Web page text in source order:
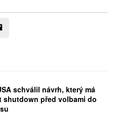
schválil návrh, který má
shutdown před volbami do